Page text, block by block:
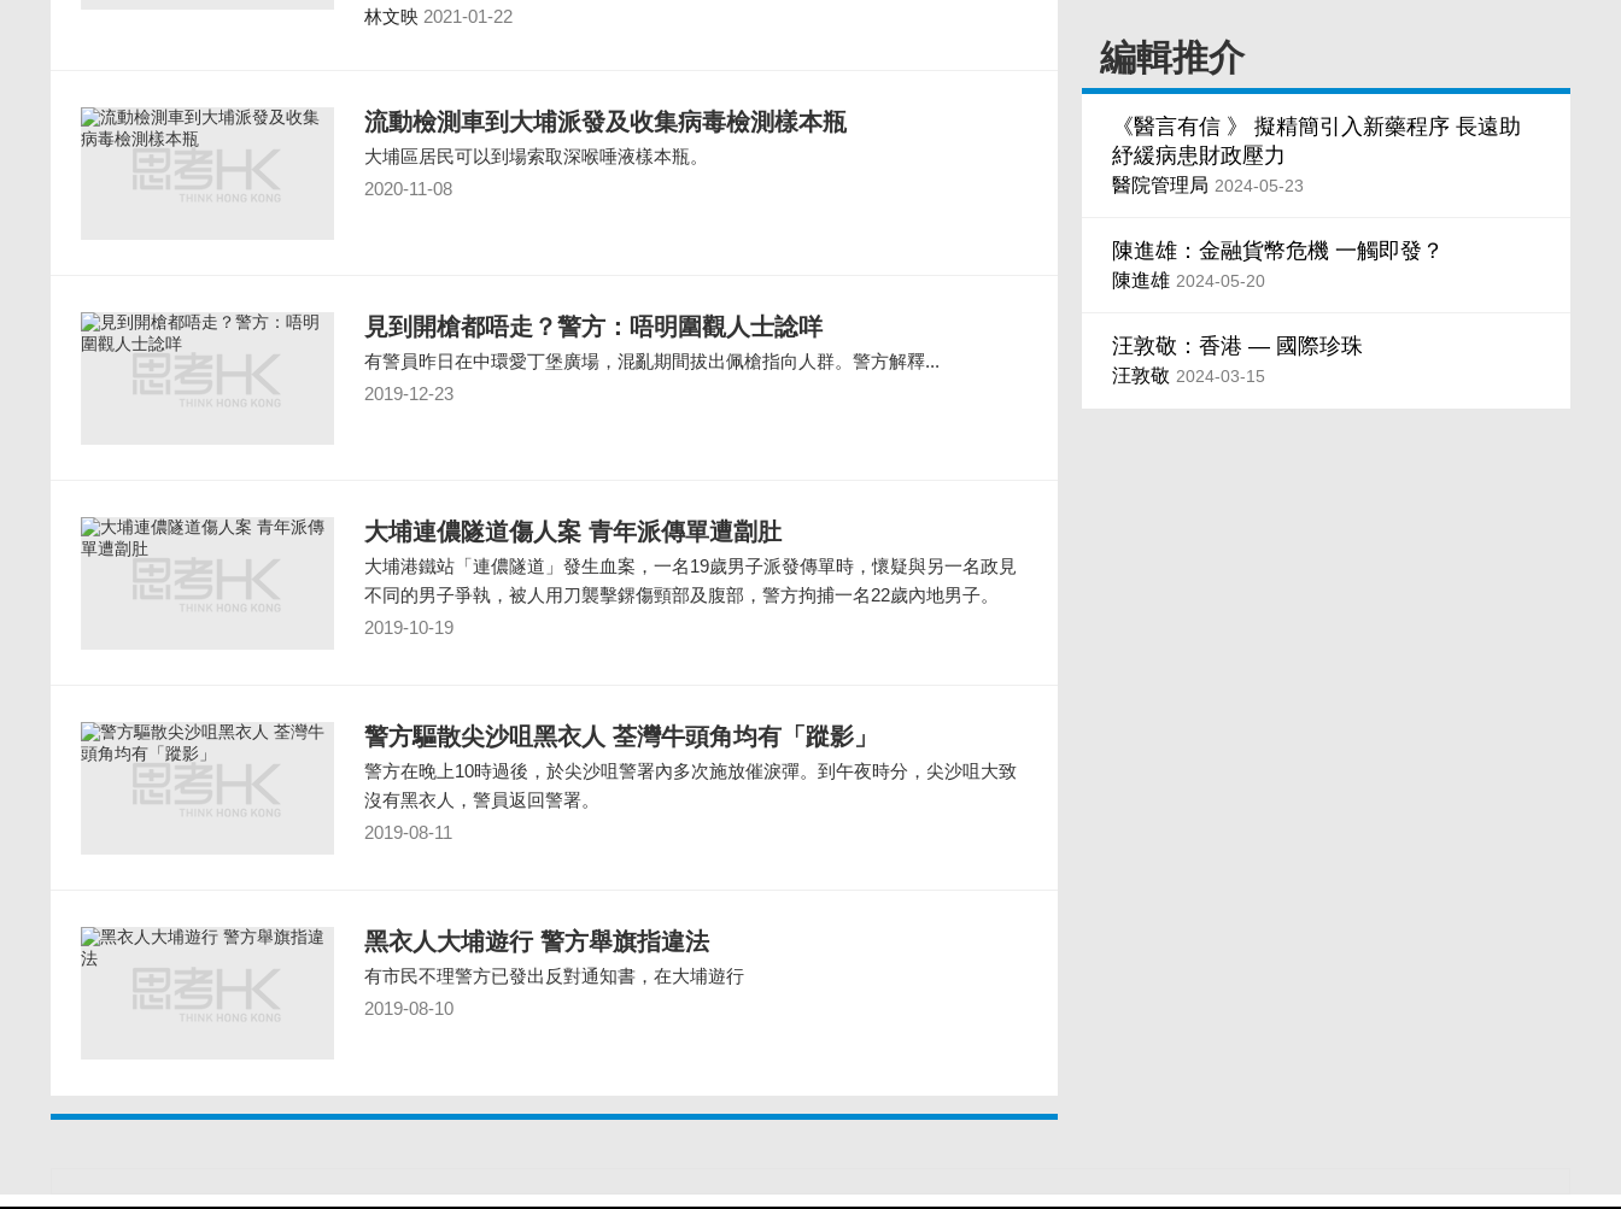
編輯推介
《醫言有信 》 擬精簡引入新藥程序 長遠助
紓緩病患財政壓力
醫院管理局 2024-05-23
陳進雄：金融貨幣危機 一觸即發？
陳進雄 2024-05-20
汪敦敬：香港 — 國際珍珠
汪敦敬 2024-03-15
林文映 2021-01-22
流動檢測車到大埔派發及收集病毒檢測樣本瓶
大埔區居民可以到場索取深喉唾液樣本瓶。
2020-11-08
見到開槍都唔走？警方：唔明圍觀人士諗咩
有警員昨日在中環愛丁堡廣場，混亂期間拔出佩槍指向人群。警方解釋...
2019-12-23
大埔連儂隧道傷人案 青年派傳單遭劏肚
大埔港鐵站「連儂隧道」發生血案，一名19歲男子派發傳單時，懷疑與另一名政見
不同的男子爭執，被人用刀襲擊鎅傷頸部及腹部，警方拘捕一名22歲內地男子。
2019-10-19
警方驅散尖沙咀黑衣人 荃灣牛頭角均有「蹤影」
警方在晚上10時過後，於尖沙咀警署內多次施放催淚彈。到午夜時分，尖沙咀大致
沒有黑衣人，警員返回警署。
2019-08-11
黑衣人大埔遊行 警方舉旗指違法
有市民不理警方已發出反對通知書，在大埔遊行
2019-08-10